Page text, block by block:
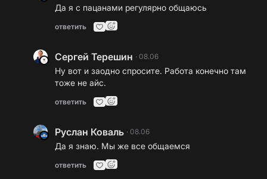
Да я с пацанами регулярно общаюсь
ответить
Сергей Терешин · 08.06
Ну вот и заодно спросите. Работа конечно там
тоже не айс.
ответить
Руслан Коваль · 08.06
Да я знаю. Мы же все общаемся
ответить